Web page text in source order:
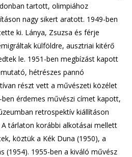
tartott, olimpiához
nagy sikert aratott. 1949-ben
ki. Lánya, Zsuzsa és férje
külföldre, ausztriai kitérő
le. 1951-ben megbízást kapott
hétrészes pannó
részt vett a művészeti közélet
érdemes művészi címet kapott,
retrospektív kiállításon
tárlaton korábbi alkotásai mellett
köztük a Kék Duna (1950), a
(1954). 1955-ben a kiváló művész